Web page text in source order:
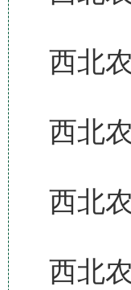
西北
西北
西北
西北